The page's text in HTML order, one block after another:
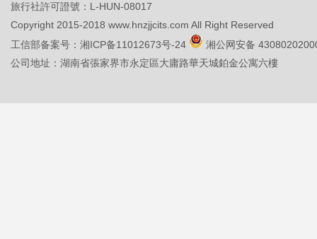
旅行社許可證號：L-HUN-08017
Copyright 2015-2018 www.hnzjjcits.com All Right Reserved
工信部备案号： 湘ICP备11012673号-24
湘公网安备
公司地址：湖南省張家界市永定區大庸路華天城鉑金公寓六樓